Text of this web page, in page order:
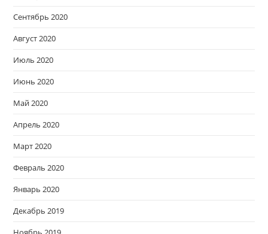
Сентябрь 2020
Август 2020
Июль 2020
Июнь 2020
Май 2020
Апрель 2020
Март 2020
Февраль 2020
Январь 2020
Декабрь 2019